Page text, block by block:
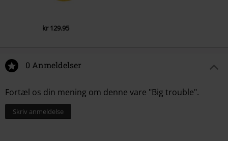
kr 129.95
0 Anmeldelser
Fortæl os din mening om denne vare "Big trouble".
Skriv anmeldelse